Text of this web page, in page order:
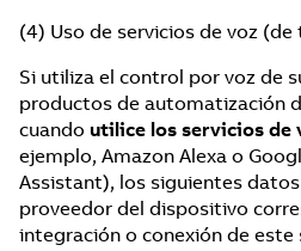
(4) Uso de servicios de voz (de
Si utiliza el control por voz de
productos de automatización
cuando utilice los servicios de
ejemplo, Amazon Alexa o
Assistant), los siguientes
proveedor del dispositivo
integración o conexión de este